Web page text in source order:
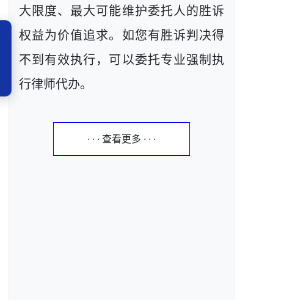
大限度、最大可能维护委托人的胜诉
权益为价值追求。如您有胜诉判决得
不到有效执行，可以委托专业强制执
行律师代办。
· · · 查看更多 · · ·